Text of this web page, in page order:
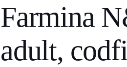
Farmina
adult,